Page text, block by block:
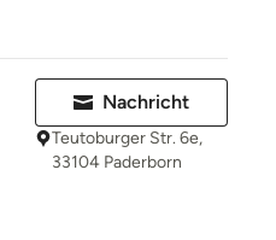
Nachricht
Teutoburger Str. 6e,
33104 Paderborn